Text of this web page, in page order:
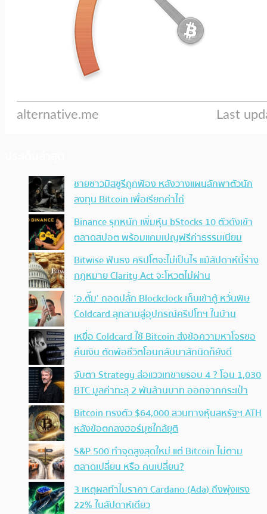
ชายชาวมิสซูรีถูกฟ้อง หลังวางแผนลักพาตัวนัก
ลงทุน Bitcoin เพื่อเรียกค่าไถ่
Binance รุกหนัก เพิ่มหุ้น bStocks 10 ตัวดังเข้า
ตลาดสปอต พร้อมแคมเปญฟรีค่าธรรมเนียม
Bitwise ฟันธง คริปโตจะไม่เป็นไร แม้สัปดาห์นี้ร่าง
กฎหมาย Clarity Act จะโหวตไม่ผ่าน
‘อ.ตั๊ม’ ถอดปลั้ก Blockclock เก็บเข้าตู้ หวั่นพิษ
Coldcard ลุกลามสู่อุปกรณ์คริปโทฯ ในบ้าน
เหยื่อ Coldcard ใช้ Bitcoin ส่งข้อความหาโจรขอ
คืนเงิน ตัดพ้อชีวิตโอนกลับมาสักนิดก็ยังดี
จับตา Strategy ส่อแววเทขายรอบ 4 ? โอน 1,030
BTC มูลค่าทะลุ 2 พันล้านบาท ออกจากกระเป๋า
Bitcoin ทรงตัว $64,000 สวนทางหุ้นสหรัฐฯ ATH
หลังข้อตกลงฮอร์มุซใกล้ยุติ
S&P 500 ทำจุดสูงสุดใหม่ แต่ Bitcoin ไม่ตาม
ตลาดเปลี่ยน หรือ คนเปลี่ยน?
3 เหตุผลทำไมราคา Cardano (Ada) ถึงพุ่งแรง
22% ในสัปดาห์เดียว